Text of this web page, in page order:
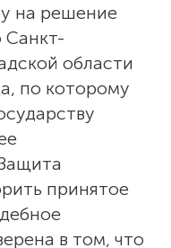
на решение
Санкт-
области
по которому
принятое
в том, что